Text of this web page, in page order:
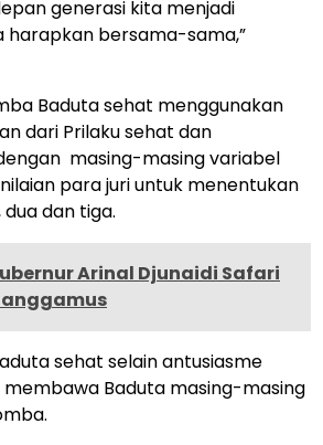
generasi kita menjadi
harapkan bersama-sama,”
Baduta sehat menggunakan
dari Prilaku sehat dan
masing-masing variabel
para juri untuk menentukan
dan tiga.
Arinal Djunaidi Safari
sehat selain antusiasme
Baduta masing-masing